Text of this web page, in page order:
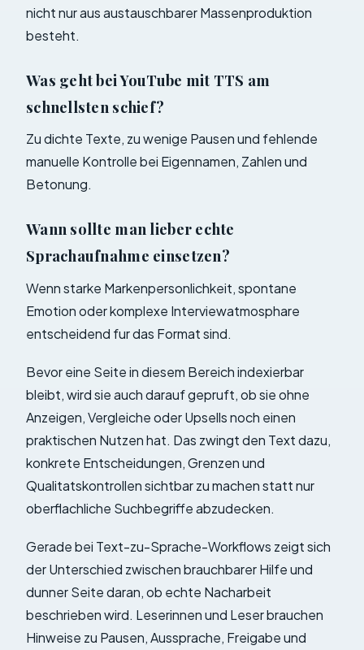
nicht nur aus austauschbarer Massenproduktion
besteht.
Was geht bei YouTube mit TTS am
schnellsten schief?
Zu dichte Texte, zu wenige Pausen und fehlende
manuelle Kontrolle bei Eigennamen, Zahlen und
Betonung.
Wann sollte man lieber echte
Sprachaufnahme einsetzen?
Wenn starke Markenpersonlichkeit, spontane
Emotion oder komplexe Interviewatmosphare
entscheidend fur das Format sind.
Bevor eine Seite in diesem Bereich indexierbar
bleibt, wird sie auch darauf gepruft, ob sie ohne
Anzeigen, Vergleiche oder Upsells noch einen
praktischen Nutzen hat. Das zwingt den Text dazu,
konkrete Entscheidungen, Grenzen und
Qualitatskontrollen sichtbar zu machen statt nur
oberflachliche Suchbegriffe abzudecken.
Gerade bei Text-zu-Sprache-Workflows zeigt sich
der Unterschied zwischen brauchbarer Hilfe und
dunner Seite daran, ob echte Nacharbeit
beschrieben wird. Leserinnen und Leser brauchen
Hinweise zu Pausen, Aussprache, Freigabe und